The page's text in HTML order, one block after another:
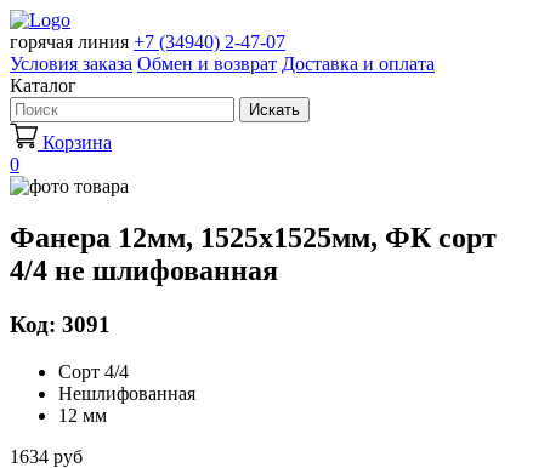
горячая линия +7 (34940) 2-47-07
Условия заказа Обмен и возврат Доставка и оплата
Каталог
Искать
Корзина
0
Фанера 12мм, 1525х1525мм, ФК сорт
4/4 не шлифованная
Код: 3091
Сорт 4/4
Нешлифованная
12 мм
1634 руб